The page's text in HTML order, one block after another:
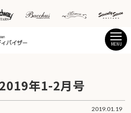
MENU
2019.01.19
年1-2月号